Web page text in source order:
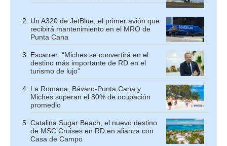
Un A320 de JetBlue, el primer avión que
recibirá mantenimiento en el MRO de
Punta Cana
Escarrer: “Miches se convertirá en el
destino más importante de RD en el
turismo de lujo”
La Romana, Bávaro-Punta Cana y
Miches superan el 80% de ocupación
promedio
Catalina Sugar Beach, el nuevo destino
de MSC Cruises en RD en alianza con
Casa de Campo